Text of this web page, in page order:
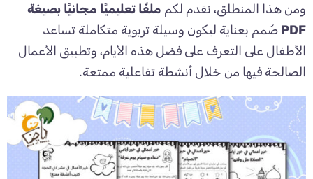
ومن هذا المنطلق، نقدم لكم ملفًا تعليميًا مجانيًا بصيغة
PDF صُمم بعناية ليكون وسيلة تربوية متكاملة تساعد
الأطفال على التعرف على فضل هذه الأيام، وتطبيق الأعمال
الصالحة فيها من خلال أنشطة تفاعلية ممتعة.